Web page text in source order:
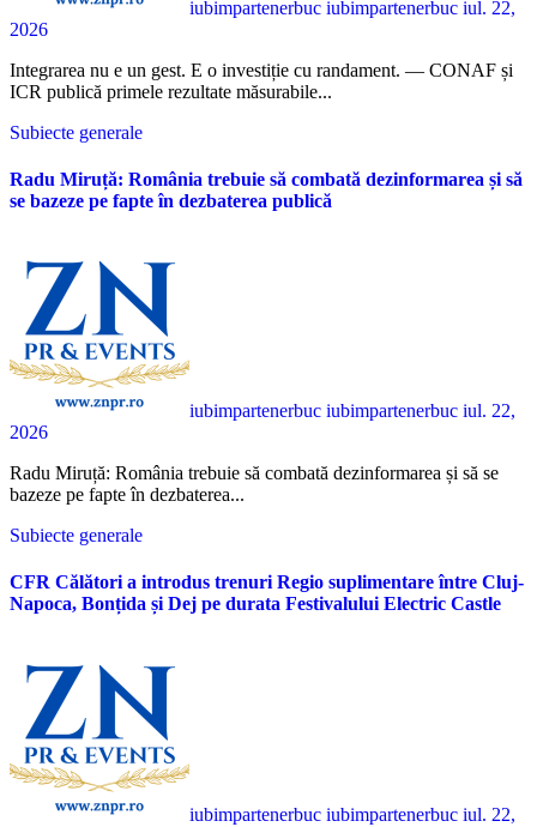
iubimpartenerbuc iubimpartenerbuc iul. 22,
2026
Integrarea nu e un gest. E o investiție cu randament. — CONAF și
ICR publică primele rezultate măsurabile...
Subiecte generale
Radu Miruță: România trebuie să combată dezinformarea și să
se bazeze pe fapte în dezbaterea publică
iubimpartenerbuc iubimpartenerbuc iul. 22,
2026
Radu Miruță: România trebuie să combată dezinformarea și să se
bazeze pe fapte în dezbaterea...
Subiecte generale
CFR Călători a introdus trenuri Regio suplimentare între Cluj-
Napoca, Bonțida și Dej pe durata Festivalului Electric Castle
iubimpartenerbuc iubimpartenerbuc iul. 22,